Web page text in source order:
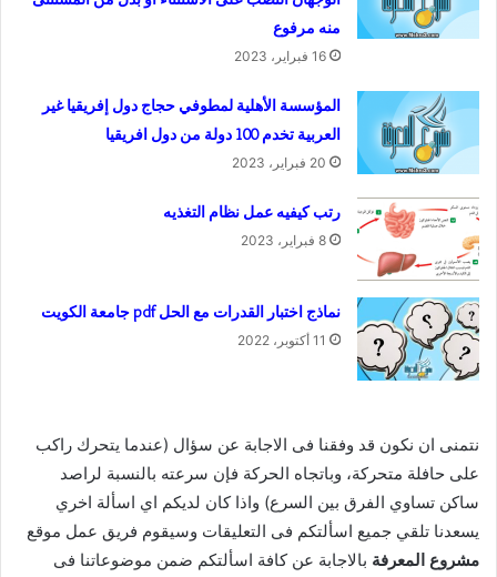
منه مرفوع
16 فبراير، 2023
المؤسسة الأهلية لمطوفي حجاج دول إفريقيا غير
العربية تخدم 100 دولة من دول افريقيا
20 فبراير، 2023
رتب كيفيه عمل نظام التغذيه
8 فبراير، 2023
نماذج اختبار القدرات مع الحل pdf جامعة الكويت
11 أكتوبر، 2022
نتمنى ان نكون قد وفقنا فى الاجابة عن سؤال (عندما يتحرك راكب
على حافلة متحركة، وباتجاه الحركة فإن سرعته بالنسبة لراصد
ساكن تساوي الفرق بين السرع) واذا كان لديكم اي اسألة اخري
يسعدنا تلقي جميع اسألتكم فى التعليقات وسيقوم فريق عمل موقع
مشروع المعرفة بالاجابة عن كافة اسألتكم ضمن موضوعاتنا فى